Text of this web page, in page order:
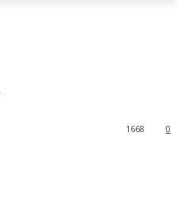
0
1668